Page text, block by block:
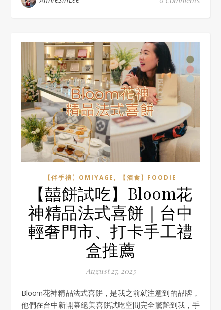
【伴手禮】OMIYAGE , 【酒食】FOODIE
【囍餅試吃】Bloom花
神精品法式喜餅｜台中
輕奢門市、打卡手工禮
盒推薦
August 27, 2023
Bloom花神精品法式喜餅，是我之前就注意到的品牌，
他們在台中新開幕絕美喜餅試吃空間完全驚艷到我，手